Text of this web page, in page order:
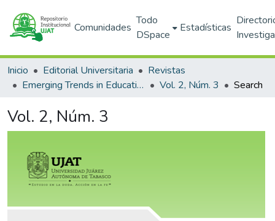
Comunidades
Todo
DSpace
Estadísticas
Inicio Editorial Universitaria
Revistas
Emerging Trends in Education
Vol. 2, Núm. 3 Search
Vol. 2, Núm. 3